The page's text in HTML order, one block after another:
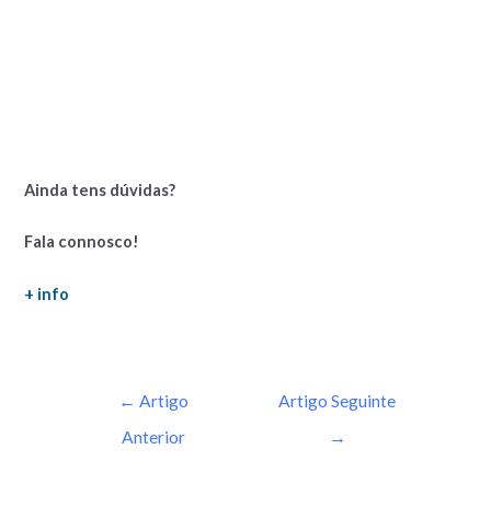
Ainda tens dúvidas?
Fala connosco!
+ info
← Artigo
Anterior
Artigo Seguinte
→